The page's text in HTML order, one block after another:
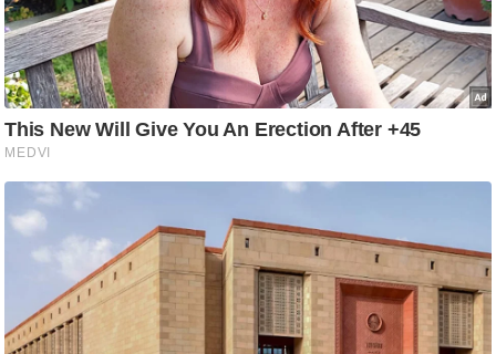
हि
मा
/
ध
र्म
स्थ
ल
व्र
त
हा
र